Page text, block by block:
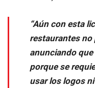
“Aún con esta
restaurantes no
anunciando
porque se
usar los logos